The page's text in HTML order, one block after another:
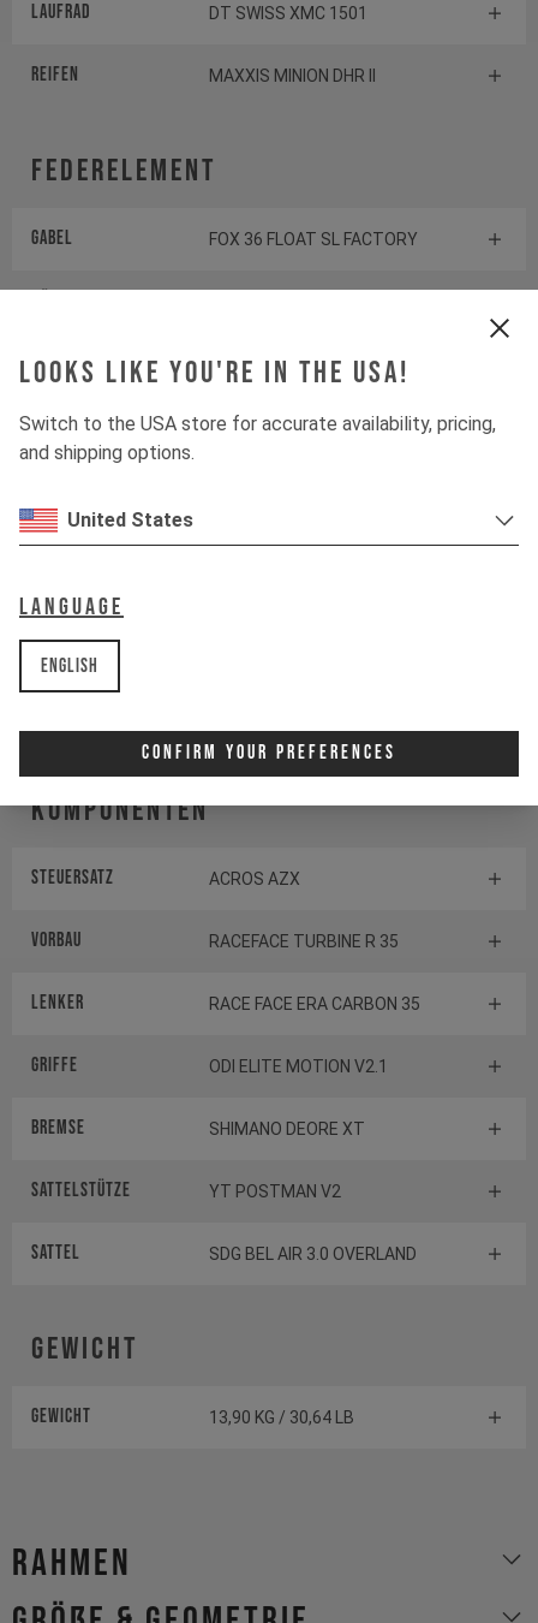
Looks like you're in the USA!
Switch to the USA store for accurate availability, pricing,
and shipping options.
United States
Language
English
Confirm Your Preferences
Laufrad DT SWISS XMC 1501
Reifen MAXXIS MINION DHR II
Federelement
Gabel FOX 36 FLOAT SL FACTORY
Kurbelgarnitur
Kassette
Schalthebel
Komponenten
Steuersatz ACROS AZX
Vorbau RACEFACE TURBINE R 35
Lenker RACE FACE ERA CARBON 35
Griffe ODI ELITE MOTION V2.1
Bremse SHIMANO DEORE XT
Sattelstütze YT POSTMAN V2
Sattel SDG BEL AIR 3.0 OVERLAND
Gewicht
Gewicht 13,90 KG / 30,64 LB
Rahmen